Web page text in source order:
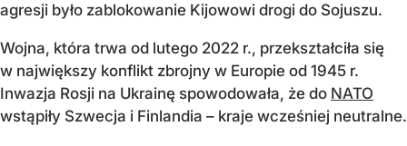
agresji było zablokowanie Kijowowi drogi do Sojuszu.
Wojna, która trwa od lutego 2022 r., przekształciła się
w największy konflikt zbrojny w Europie od 1945 r.
Inwazja Rosji na Ukrainę spowodowała, że do NATO
wstąpiły Szwecja i Finlandia – kraje wcześniej neutralne.